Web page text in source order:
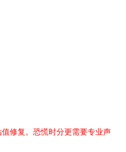
修复。恐慌时分更需要专业声